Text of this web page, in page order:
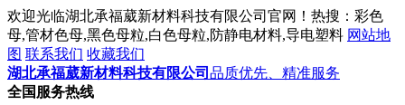
欢迎光临湖北承福葳新材料科技有限公司官网！热搜：彩色
母,管材色母,黑色母粒,白色母粒,防静电材料,导电塑料 网站地
图 联系我们 收藏我们
湖北承福葳新材料科技有限公司 品质优先、精准服务
全国服务热线